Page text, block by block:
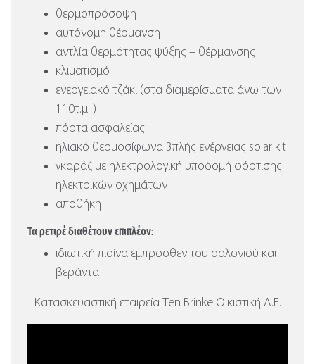
θερμοπρόσοψη
αυτόνομη θέρμανση
αντλία θερμότητας ψύξης – θέρμανσης
κλιματισμό
ενεργειακό τζάκι (στα διαμερίσματα άνω των
110τ.μ. )
πόρτα ασφαλείας
ηλιακό θερμοσίφωνα 3πλής ενέργειας solar kit
γκαράζ με ηλεκτρολογική υποδομή φόρτισης
ηλεκτρικών οχημάτων
αποθήκη
Τα ρετιρέ διαθέτουν επιπλέον:
ιδιωτική πισίνα έμπροσθεν του σαλονιού και
βεράντα
Κατασκευαστική εταιρεία Ten Brinke Οικιστική Α.Ε.